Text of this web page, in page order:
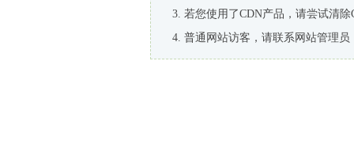
若您使用了CDN产品，请尝试清除
普通网站访客，请联系网站管理员